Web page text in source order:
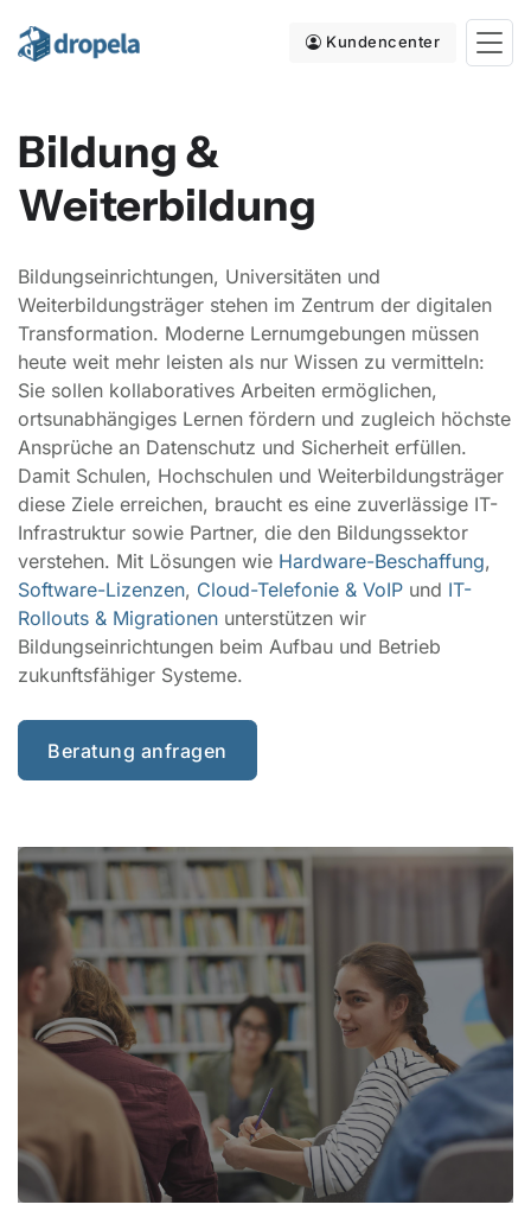
Kundencenter
Bildung &
Weiterbildung
Bildungseinrichtungen, Universitäten und
Weiterbildungsträger stehen im Zentrum der digitalen
Transformation. Moderne Lernumgebungen müssen
heute weit mehr leisten als nur Wissen zu vermitteln:
Sie sollen kollaboratives Arbeiten ermöglichen,
ortsunabhängiges Lernen fördern und zugleich höchste
Ansprüche an Datenschutz und Sicherheit erfüllen.
Damit Schulen, Hochschulen und Weiterbildungsträger
diese Ziele erreichen, braucht es eine zuverlässige IT-
Infrastruktur sowie Partner, die den Bildungssektor
verstehen. Mit Lösungen wie Hardware-Beschaffung,
Software-Lizenzen, Cloud-Telefonie & VoIP und IT-
Rollouts & Migrationen unterstützen wir
Bildungseinrichtungen beim Aufbau und Betrieb
zukunftsfähiger Systeme.
Beratung anfragen